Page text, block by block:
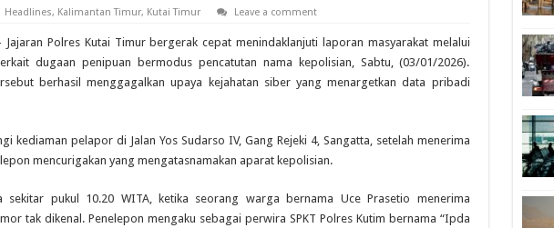
Headlines, Kalimantan Timur, Kutai Timur Leave a comment
Polres Kutai Timur bergerak cepat menindaklanjuti laporan masyarakat melalui
dugaan penipuan bermodus pencatutan nama kepolisian, Sabtu, (03/01/2026).
berhasil menggagalkan upaya kejahatan siber yang menargetkan data pribadi
kediaman pelapor di Jalan Yos Sudarso IV, Gang Rejeki 4, Sangatta, setelah menerima
mencurigakan yang mengatasnamakan aparat kepolisian.
sekitar pukul 10.20 WITA, ketika seorang warga bernama Uce Prasetio menerima
tak dikenal. Penelepon mengaku sebagai perwira SPKT Polres Kutim bernama “Ipda